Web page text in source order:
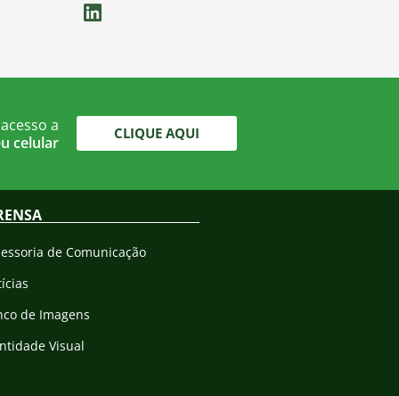
a
celular
CLIQUE AQUI
de Comunicação
de Imagens
Visual